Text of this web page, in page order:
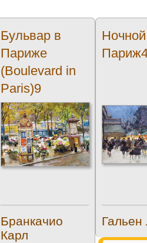
Бульвар в
Париже
(Boulevard in
Paris)9
Бранкачио
Карл
Ночной
Гальен